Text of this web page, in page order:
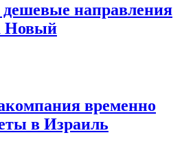
направления
Новый
временно
в Израиль